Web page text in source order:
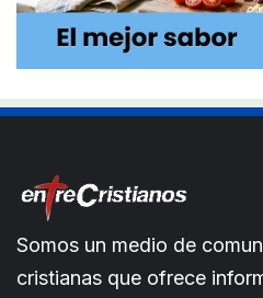
Somos un medio de
cristianas que ofrece